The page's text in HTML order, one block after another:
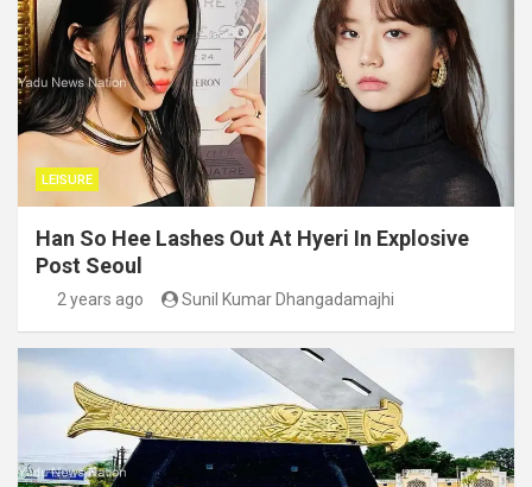
LEISURE
Han So Hee Lashes Out At Hyeri In Explosive
Post Seoul
2 years ago Sunil Kumar Dhangadamajhi